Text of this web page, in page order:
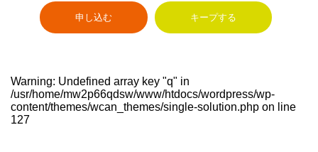
申し込む キープする
Warning: Undefined array key "q" in
/usr/home/mw2p66qdsw/www/htdocs/wordpress/wp-
content/themes/wcan_themes/single-solution.php on line
127